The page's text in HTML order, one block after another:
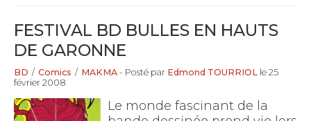
FESTIVAL BD BULLES EN HAUTS
DE GARONNE
BD / Comics / MAKMA - Posté par Edmond TOURRIOL le 25
février 2008
Le monde fascinant de la